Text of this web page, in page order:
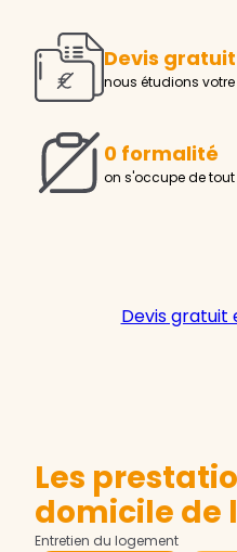
Devis
nous étudions
0 formalité
on s'occupe de tout
Devis gratuit
Les
domicile de
Entretien du logement